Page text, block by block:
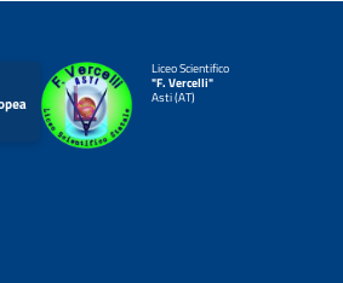
Liceo Scientifico
"F. Vercelli"
Asti (AT)